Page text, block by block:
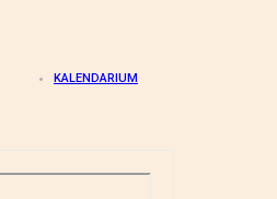
KALENDARIUM